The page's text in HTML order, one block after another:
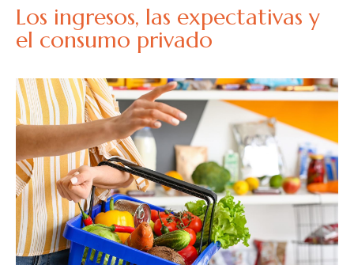
Los ingresos, las expectativas y
el consumo privado